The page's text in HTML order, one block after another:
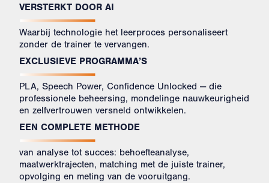
VERSTERKT DOOR AI
Waarbij technologie het leerproces personaliseert
zonder de trainer te vervangen.
EXCLUSIEVE PROGRAMMA’S
PLA, Speech Power, Confidence Unlocked — die
professionele beheersing, mondelinge nauwkeurigheid
en zelfvertrouwen versneld ontwikkelen.
EEN COMPLETE METHODE
van analyse tot succes: behoefteanalyse,
maatwerktrajecten, matching met de juiste trainer,
opvolging en meting van de vooruitgang.